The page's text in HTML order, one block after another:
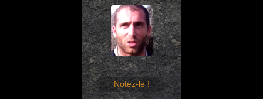
Notez-le !